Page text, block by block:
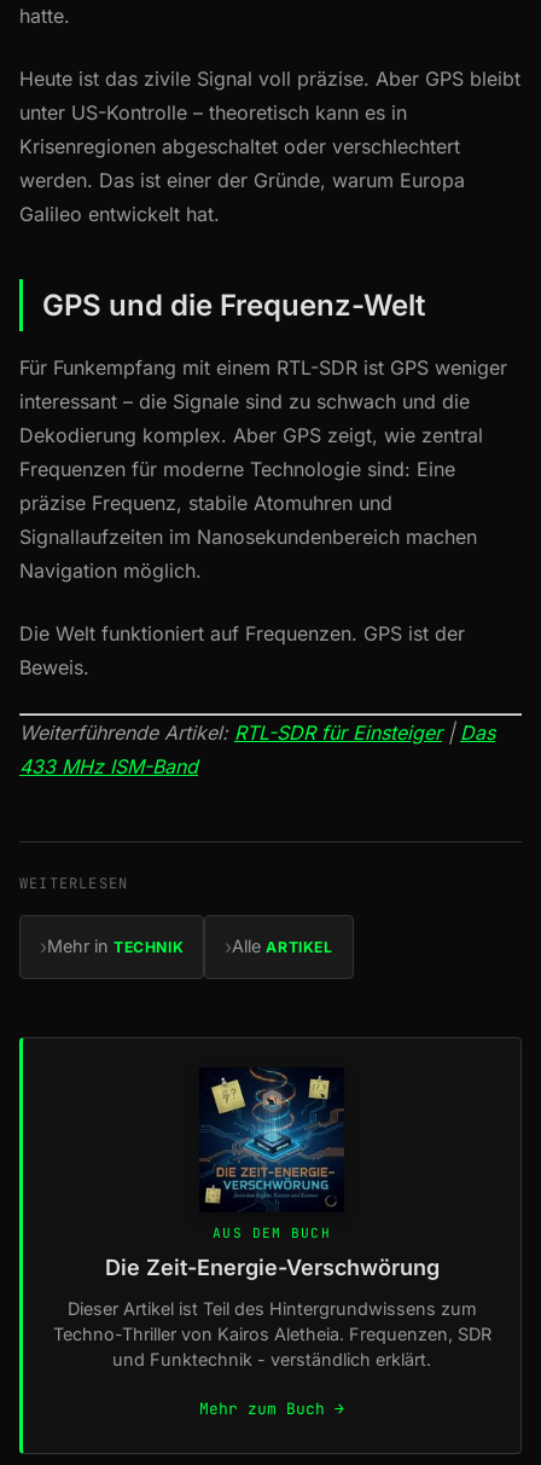
hatte.
Heute ist das zivile Signal voll präzise. Aber GPS bleibt
unter US-Kontrolle – theoretisch kann es in
Krisenregionen abgeschaltet oder verschlechtert
werden. Das ist einer der Gründe, warum Europa
Galileo entwickelt hat.
GPS und die Frequenz-Welt
Für Funkempfang mit einem RTL-SDR ist GPS weniger
interessant – die Signale sind zu schwach und die
Dekodierung komplex. Aber GPS zeigt, wie zentral
Frequenzen für moderne Technologie sind: Eine
präzise Frequenz, stabile Atomuhren und
Signallaufzeiten im Nanosekundenbereich machen
Navigation möglich.
Die Welt funktioniert auf Frequenzen. GPS ist der
Beweis.
Weiterführende Artikel: RTL-SDR für Einsteiger| Das
433 MHz ISM-Band
WEITERLESEN
›Mehr in TECHNIK ›AlleARTIKEL
AUS DEM BUCH
Die Zeit-Energie-Verschwörung
Dieser Artikel ist Teil des Hintergrundwissens zum
Techno-Thriller von Kairos Aletheia. Frequenzen, SDR
und Funktechnik - verständlich erklärt.
Mehr zum Buch →